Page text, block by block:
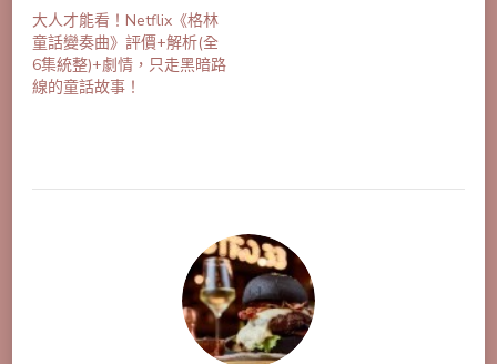
大人才能看！Netflix《格林
童話變奏曲》評價+解析(全
6集統整)+劇情，只走黑暗路
線的童話故事！